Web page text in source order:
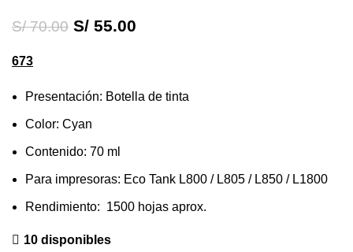
S/70.00 S/ 55.00
673
Presentación: Botella de tinta
Color: Cyan
Contenido: 70 ml
Para impresoras: Eco Tank L800 / L805 / L850 / L1800
Rendimiento: 1500 hojas aprox.
10 disponibles